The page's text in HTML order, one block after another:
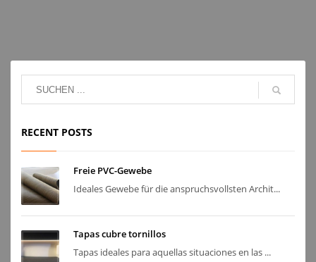
RECENT POSTS
Freie PVC-Gewebe
Ideales Gewebe für die anspruchsvollsten Archit...
Tapas cubre tornillos
Tapas ideales para aquellas situaciones en las ...